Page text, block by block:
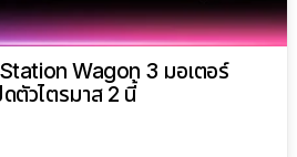
Wagon 3 มอเตอร์
ตัวไตรมาส 2 นี้